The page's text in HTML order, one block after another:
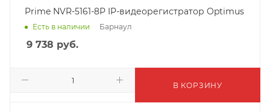
Prime NVR-5161-8P IP-видеорегистратор Optimus
Есть в наличии Барнаул
9 738 руб.
В КОРЗИНУ